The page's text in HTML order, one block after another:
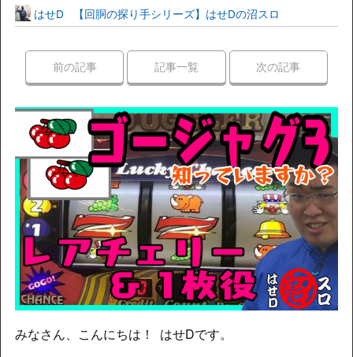
はせD 【回胴の探り手シリーズ】はせDの沼スロ
前の記事 記事一覧 次の記事
みなさん、こんにちは！ はせDです。